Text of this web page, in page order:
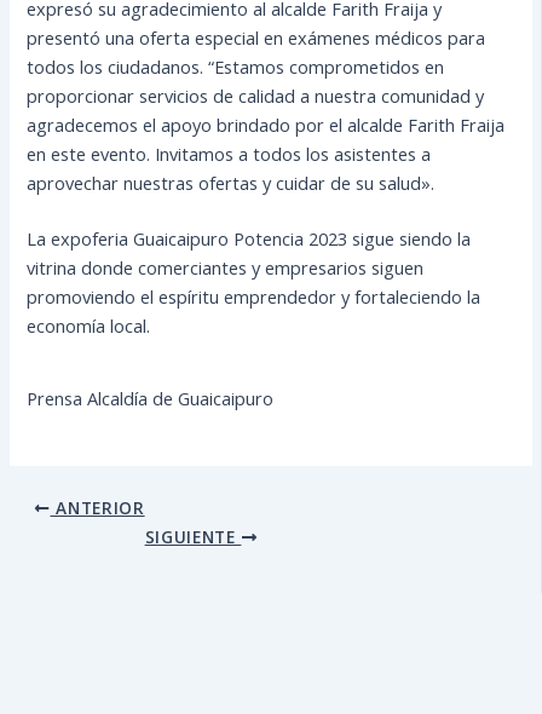
expresó su agradecimiento al alcalde Farith Fraija y
presentó una oferta especial en exámenes médicos para
todos los ciudadanos. “Estamos comprometidos en
proporcionar servicios de calidad a nuestra comunidad y
agradecemos el apoyo brindado por el alcalde Farith Fraija
en este evento. Invitamos a todos los asistentes a
aprovechar nuestras ofertas y cuidar de su salud».
La expoferia Guaicaipuro Potencia 2023 sigue siendo la
vitrina donde comerciantes y empresarios siguen
promoviendo el espíritu emprendedor y fortaleciendo la
economía local.
Prensa Alcaldía de Guaicaipuro
ANTERIOR
SIGUIENTE